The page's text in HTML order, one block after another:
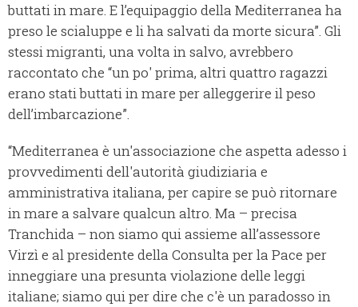
buttati in mare. E l’equipaggio della Mediterranea ha
preso le scialuppe e li ha salvati da morte sicura”. Gli
stessi migranti, una volta in salvo, avrebbero
raccontato che “un po' prima, altri quattro ragazzi
erano stati buttati in mare per alleggerire il peso
dell’imbarcazione”.
“Mediterranea è un'associazione che aspetta adesso i
provvedimenti dell'autorità giudiziaria e
amministrativa italiana, per capire se può ritornare
in mare a salvare qualcun altro. Ma – precisa
Tranchida – non siamo qui assieme all’assessore
Virzì e al presidente della Consulta per la Pace per
inneggiare una presunta violazione delle leggi
italiane; siamo qui per dire che c'è un paradosso in